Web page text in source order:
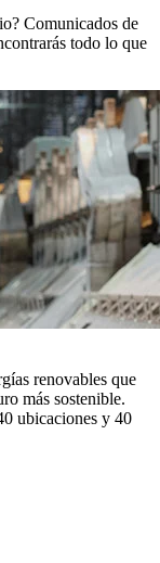
Comunicados de
todo lo que
renovables que
más sostenible.
ubicaciones y 40